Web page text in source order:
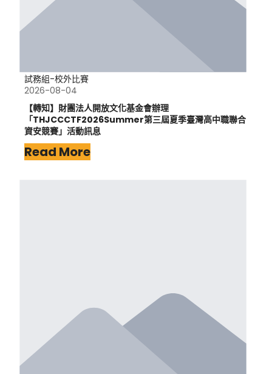
試務組-校外比賽
2026-08-04
【轉知】財團法人開放文化基金會辦理
「THJCCCTF2026Summer第三屆夏季臺灣高中職聯合
資安競賽」活動訊息
Read More